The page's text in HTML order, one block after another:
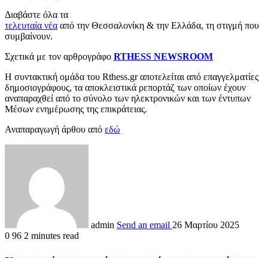
Διαβάστε όλα τα
τελευταία νέα από την Θεσσαλονίκη & την Ελλάδα, τη στιγμή που
συμβαίνουν.
Σχετικά με τον αρθρογράφο RTHESS NEWSROOM
Η συντακτική ομάδα του Rthess.gr αποτελείται από επαγγελματίες
δημοσιογράφους, τα αποκλειστικά ρεπορτάζ των οποίων έχουν
αναπαραχθεί από το σύνολο των ηλεκτρονικών και των έντυπων
Μέσων ενημέρωσης της επικράτειας.
Αναπαραγωγή άρθου από εδώ
admin Send an email 26 Μαρτίου 2025
0 96 2 minutes read